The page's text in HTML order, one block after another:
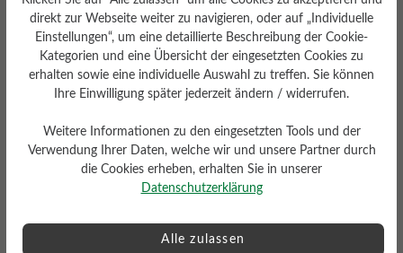
Fußbett
Filzeinlegesohle
Profilierung
gering
direkt zur Webseite weiter zu navigieren, oder auf „Individuelle
Einstellungen“, um eine detaillierte Beschreibung der Cookie-
Kategorien und eine Übersicht der eingesetzten Cookies zu
erhalten sowie eine individuelle Auswahl zu treffen. Sie können
Ihre Einwilligung später jederzeit ändern / widerrufen.
Weitere Informationen zu den eingesetzten Tools und der
Verwendung Ihrer Daten, welche wir und unsere Partner durch
die Cookies erheben, erhalten Sie in unserer
Datenschutzerklärung
Alle zulassen